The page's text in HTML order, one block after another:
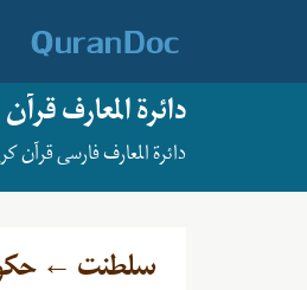
دائرة المعارف قرآن
دائرة المعارف فارسی قرآن
سلطنت ←